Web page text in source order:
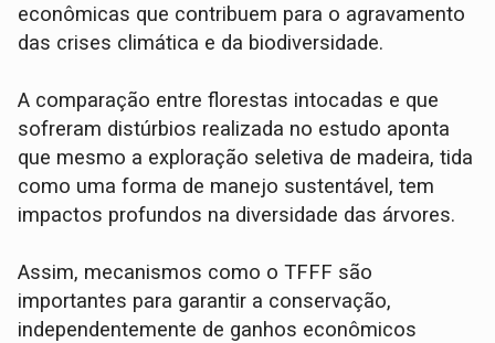
econômicas que contribuem para o agravamento
das crises climática e da biodiversidade.
A comparação entre florestas intocadas e que
sofreram distúrbios realizada no estudo aponta
que mesmo a exploração seletiva de madeira, tida
como uma forma de manejo sustentável, tem
impactos profundos na diversidade das árvores.
Assim, mecanismos como o TFFF são
importantes para garantir a conservação,
independentemente de ganhos econômicos